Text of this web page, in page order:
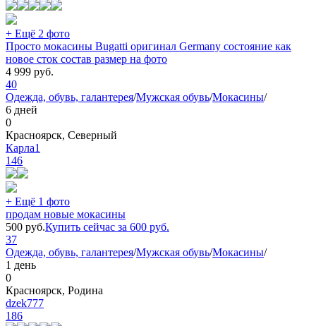
+ Ещё 2 фото
Просто мокасины Bugatti оригинал Germany состояние как
новое сток состав размер на фото
4 999 руб.
40
Одежда, обувь, галантерея/Мужская обувь/Мокасины/
6 дней
0
Красноярск, Северный
Карла1
146
+ Ещё 1 фото
продам новые мокасины
500 руб.Купить сейчас за 600 руб.
37
Одежда, обувь, галантерея/Мужская обувь/Мокасины/
1 день
0
Красноярск, Родина
dzek777
186